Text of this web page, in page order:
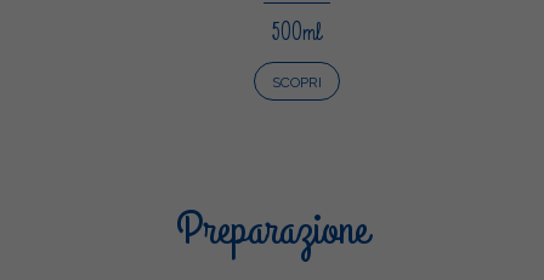
500ml
SCOPRI
Preparazione